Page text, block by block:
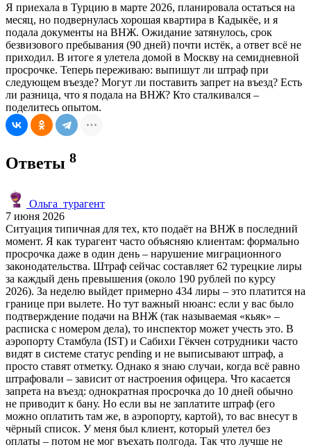
Я приехала в Турцию в марте 2026, планировала остаться на
месяц, но подвернулась хорошая квартира в Кадыкёе, и я
подала документы на ВНЖ. Ожидание затянулось, срок
безвизового пребывания (90 дней) почти истёк, а ответ всё не
приходил. В итоге я улетела домой в Москву на семидневной
просрочке. Теперь переживаю: выпишут ли штраф при
следующем въезде? Могут ли поставить запрет на въезд? Есть
ли разница, что я подала на ВНЖ? Кто сталкивался –
поделитесь опытом.
Ответы 8
Ольга_турагент
7 июня 2026
Ситуация типичная для тех, кто подаёт на ВНЖ в последний
момент. Я как турагент часто объясняю клиентам: формально
просрочка даже в один день – нарушение миграционного
законодательства. Штраф сейчас составляет 62 турецкие лиры
за каждый день превышения (около 190 рублей по курсу
2026). За неделю выйдет примерно 434 лиры – это платится на
границе при вылете. Но тут важный нюанс: если у вас было
подтверждение подачи на ВНЖ (так называемая «кьяк» –
расписка с номером дела), то инспектор может учесть это. В
аэропорту Стамбула (IST) и Сабихи Гёкчен сотрудники часто
видят в системе статус pending и не выписывают штраф, а
просто ставят отметку. Однако я знаю случаи, когда всё равно
штрафовали – зависит от настроения офицера. Что касается
запрета на въезд: однократная просрочка до 10 дней обычно
не приводит к бану. Но если вы не заплатите штраф (его
можно оплатить там же, в аэропорту, картой), то вас внесут в
чёрный список. У меня был клиент, который улетел без
оплаты – потом не мог въехать полгода. Так что лучше не